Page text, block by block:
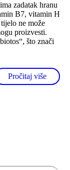
zadatak hranu
B7, vitamin H
ne može
proizvesti.
što znači
Pročitaj više